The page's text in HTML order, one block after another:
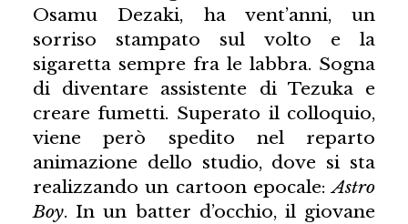
Osamu Dezaki, ha vent’anni, un
sorriso stampato sul volto e la
sigaretta sempre fra le labbra. Sogna
di diventare assistente di Tezuka e
creare fumetti. Superato il colloquio,
viene però spedito nel reparto
animazione dello studio, dove si sta
realizzando un cartoon epocale:Astro
Boy. In un batter d’occhio, il giovane